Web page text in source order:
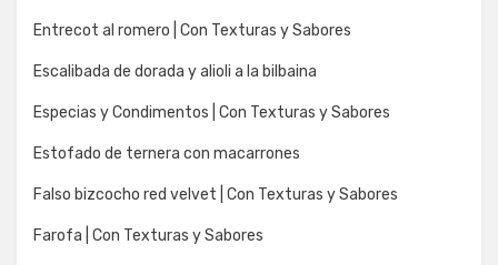
Entrecot al romero | Con Texturas y Sabores
Escalibada de dorada y alioli a la bilbaina
Especias y Condimentos | Con Texturas y Sabores
Estofado de ternera con macarrones
Falso bizcocho red velvet | Con Texturas y Sabores
Farofa | Con Texturas y Sabores